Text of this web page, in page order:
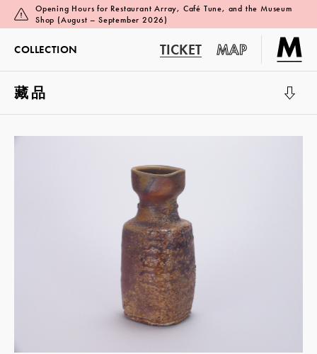
Opening Hours for Restaurant Array, Café Tune, and the Museum
Shop (August – September 2026)
COLLECTION TICKET MAP
藏品